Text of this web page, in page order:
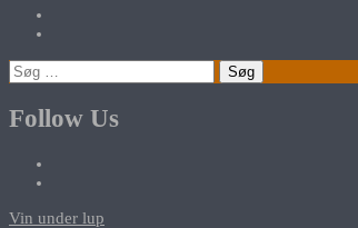
Søg
efter:
Follow Us
Vin under lup